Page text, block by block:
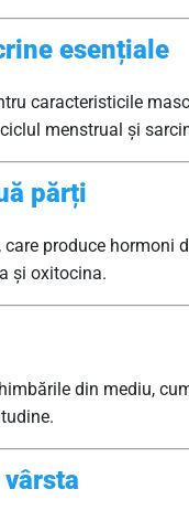
esențiale
caracteristicile
menstrual și
părți
produce hormoni
și oxitocina.
din mediu,